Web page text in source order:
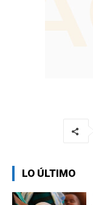
LO ÚLTIMO